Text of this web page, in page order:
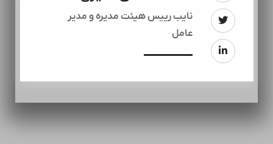
نایب رییس هیئت مدیره و مدیر
عامل